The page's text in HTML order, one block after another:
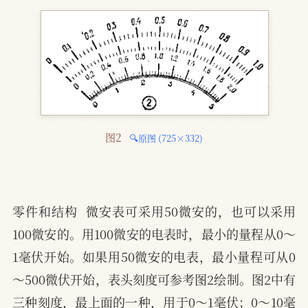
图2 🔍原图 (725×332)
零件和结构  微安表可采用50微安的，也可以采用
100微安的。用100微安的电表时，最小的量程从0～
1毫伏开始。如果用50微安的电表，最小量程可从0
～500微伏开始，表头刻度可参考图2绘制。图2中有
三种刻度，最上面的一种，用于0～1毫伏；0～10毫